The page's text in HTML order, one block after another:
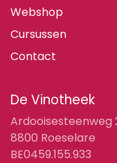
Webshop
Cursussen
Contact
De Vinotheek
Ardooisesteenweg
8800 Roeselare
BE0459.155.933